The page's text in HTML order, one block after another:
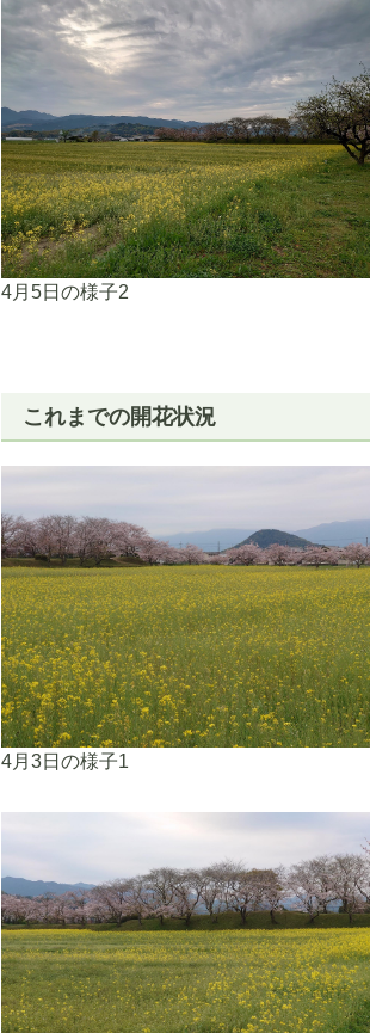
4月5日の様子2
これまでの開花状況
4月3日の様子1